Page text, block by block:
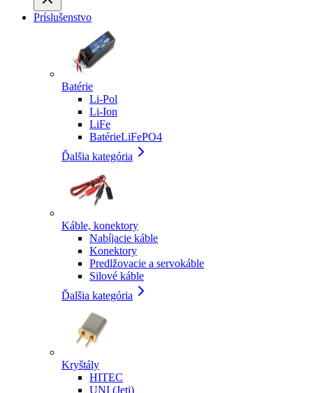
Príslušenstvo
Batérie
Li-Pol
Li-Ion
LiFe
BatérieLiFePO4
Ďalšia kategória
Káble, konektory
Nabíjacie káble
Konektory
Predlžovacie a servokáble
Silové káble
Ďalšia kategória
Kryštály
HITEC
UNI (Jeti)